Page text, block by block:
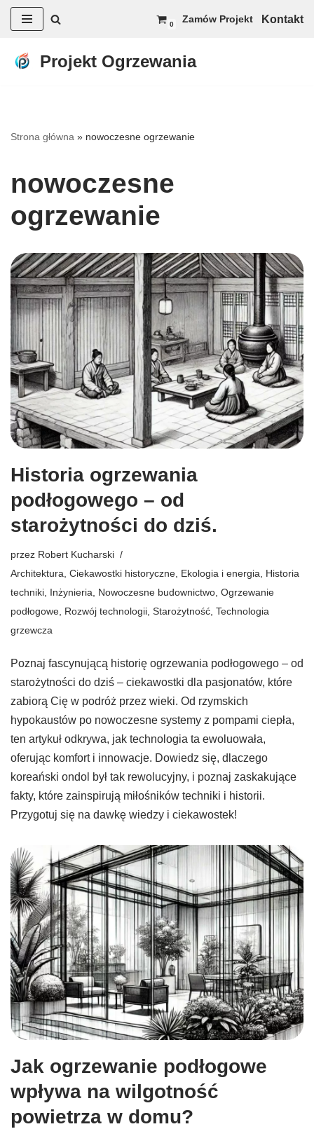
do
0 Zamów Projekt Kontakt
Projekt Ogrzewania
Strona główna » nowoczesne ogrzewanie
nowoczesne
ogrzewanie
Historia ogrzewania
podłogowego – od
starożytności do dziś.
przez Robert Kucharski
Architektura Ciekawostki historyczne Ekologia i energia
Historia
techniki Inżynieria Nowoczesne budownictwo Ogrzewanie
podłogowe Rozwój technologii Starożytność Technologia
grzewcza
Poznaj fascynującą historię ogrzewania podłogowego – od
starożytności do dziś – ciekawostki dla pasjonatów, które
zabiorą Cię w podróż przez wieki. Od rzymskich
hypokaustów po nowoczesne systemy z pompami ciepła,
ten artykuł odkrywa, jak technologia ta ewoluowała,
oferując komfort i innowacje. Dowiedz się, dlaczego
koreański ondol był tak rewolucyjny, i poznaj zaskakujące
fakty, które zainspirują miłośników techniki i historii.
Przygotuj się na dawkę wiedzy i ciekawostek!
Jak ogrzewanie podłogowe
wpływa na wilgotność
powietrza w domu?